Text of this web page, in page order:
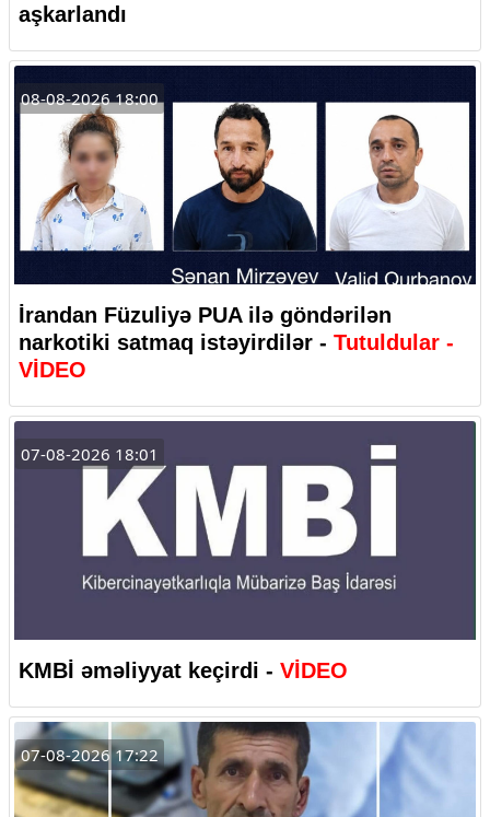
aşkarlandı
08-08-2026 18:00
İrandan Füzuliyə PUA ilə göndərilən
narkotiki satmaq istəyirdilər - Tutuldular -
VİDEO
07-08-2026 18:01
KMBİ əməliyyat keçirdi - VİDEO
07-08-2026 17:22